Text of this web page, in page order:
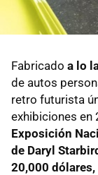
Fabricado a lo
de autos
retro futurista
exhibiciones en
Exposición
de Daryl
20,000 dólares,